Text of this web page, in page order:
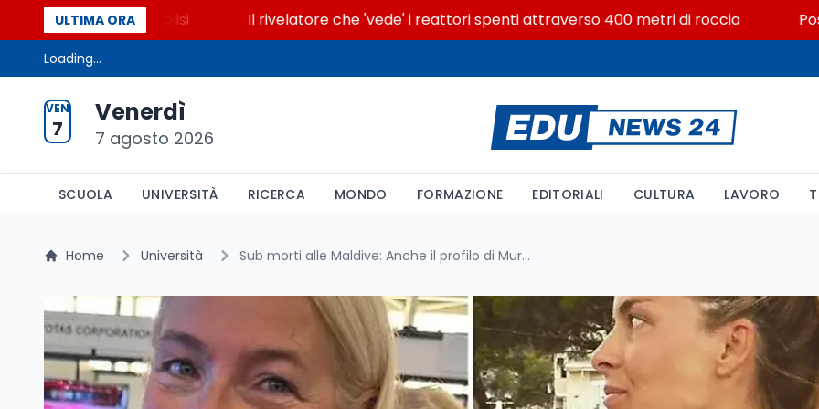
ULTIMA ORA
la glicolisi Il rivelatore che 'vede' i reattori spenti attraverso 400 metri di roccia
Loading...
VEN
7
Venerdì
7 agosto 2026
SCUOLA UNIVERSITÀ RICERCA MONDO FORMAZIONE EDITORIALI CULTURA LAVORO
Home Università Sub morti alle Maldive: Anche il profilo di Muriel Oddenino, dopo la professoressa Monfalcone, rimosso dal sito di Unige